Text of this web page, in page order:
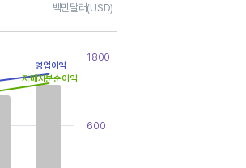
백만달러(USD)
600
1800
영업이익
지배지분순이익